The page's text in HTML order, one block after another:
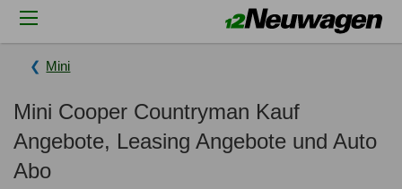
Mini
Mini Cooper Countryman Kauf
Angebote, Leasing Angebote und Auto
Abo